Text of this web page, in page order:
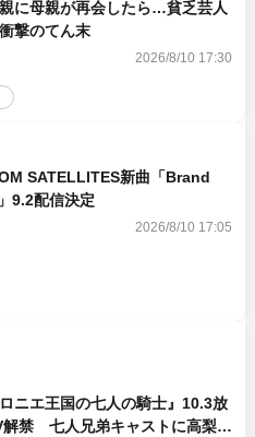
に母親が再会したら…貧乏芸人
撃のてん末
2026/8/10 17:30
SATELLITES新曲「Brand
9.2配信決定
2026/8/10 17:05
ニエ王国の七人の騎士』10.3放
解禁 七人兄弟キャストに高梨謙